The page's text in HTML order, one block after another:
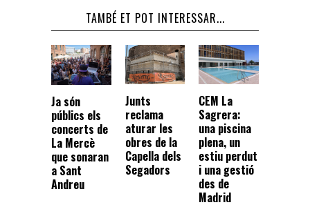
TAMBÉ ET POT INTERESSAR...
Ja són
públics els
concerts de
La Mercè
que sonaran
a Sant
Andreu
Junts
reclama
aturar les
obres de la
Capella dels
Segadors
CEM La
Sagrera:
una piscina
plena, un
estiu perdut
i una gestió
des de
Madrid